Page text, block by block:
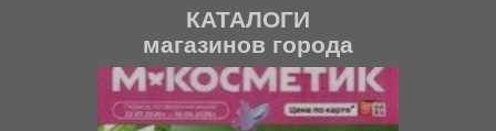
КАТАЛОГИ
магазинов города